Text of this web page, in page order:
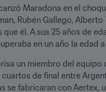
Maradona en el
Rubén Gallego,
él. A sus 25 años de
en un año la edad
un miembro del
de final entre
se fabricaran con